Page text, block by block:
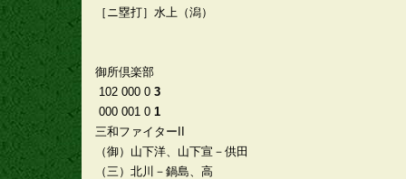
［ニ塁打］水上（潟）
御所倶楽部
102 000 0 3
000 001 0 1
三和ファイターII
（御）山下洋、山下宣－供田
（三）北川－鍋島、高